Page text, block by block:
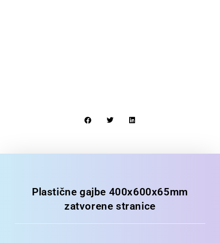
Plastične gajbe 400x600x65mm
zatvorene stranice